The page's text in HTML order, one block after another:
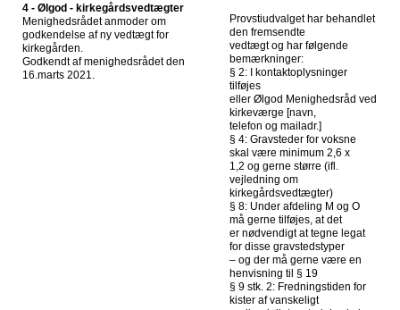
4 - Ølgod - kirkegårdsvedtægter
Menighedsrådet anmoder om
godkendelse af ny vedtægt for
kirkegården.
Godkendt af menighedsrådet den
16.marts 2021.
Provstiudvalget har behandlet
den fremsendte
vedtægt og har følgende
bemærkninger:
§ 2: I kontaktoplysninger
tilføjes
eller Ølgod Menighedsråd ved
kirkeværge [navn,
telefon og mailadr.]
§ 4: Gravsteder for voksne
skal være minimum 2,6 x
1,2 og gerne større (ifl.
vejledning om
kirkegårdsvedtægter)
§ 8: Under afdeling M og O
må gerne tilføjes, at det
er nødvendigt at tegne legat
for disse gravstedstyper
– og der må gerne være en
henvisning til § 19
§ 9 stk. 2: Fredningstiden for
kister af vanskeligt